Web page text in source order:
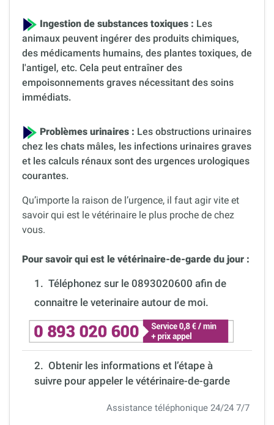
Ingestion de substances toxiques : Les
animaux peuvent ingérer des produits chimiques,
des médicaments humains, des plantes toxiques, de
l'antigel, etc. Cela peut entraîner des
empoisonnements graves nécessitant des soins
immédiats.
Problèmes urinaires : Les obstructions urinaires
chez les chats mâles, les infections urinaires graves
et les calculs rénaux sont des urgences urologiques
courantes.
Qu’importe la raison de l’urgence, il faut agir vite et
savoir qui est le vétérinaire le plus proche de chez
vous.
Pour savoir qui est le vétérinaire-de-garde du jour :
1. Téléphonez sur le 0893020600 afin de
connaitre le veterinaire autour de moi.
2. Obtenir les informations et l’étape à
suivre pour appeler le vétérinaire-de-garde
Assistance téléphonique 24/24 7/7